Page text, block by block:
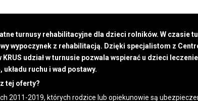
turnusy rehabilitacyjne dla dzieci rolników. W czasie
wypoczynek z rehabilitacją. Dzięki specjalistom z
KRUS udział w turnusie pozwala wspierać u dzieci
układu ruchu i wad postawy.
tej oferty?
2011-2019, których rodzice lub opiekunowie są